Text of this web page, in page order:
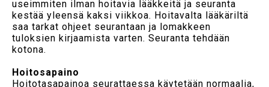
useimmiten ilman hoitavia lääkkeitä ja seuranta
kestää yleensä kaksi viikkoa. Hoitavalta lääkäriltä
saa tarkat ohjeet seurantaan ja lomakkeen
tuloksien kirjaamista varten. Seuranta tehdään
kotona.
Hoitosapaino
Hoitotasapainoa seurattaessa käytetään normaalia,